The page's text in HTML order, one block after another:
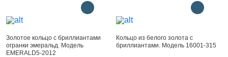
Золотое кольцо с бриллиантами
огранки эмеральд. Модель
EMERALD5-2012
Кольцо из белого золота с
бриллиантами. Модель 16001-315